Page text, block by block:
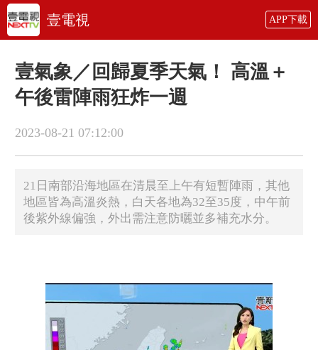
壹電視 APP下載
壹氣象／回歸夏季天氣！ 高溫＋
午後雷陣雨狂炸一週
2023-08-21 07:12:00
21日南部沿海地區在清晨至上午有短暫陣雨，其他
地區皆為高溫炎熱，白天各地為32至35度，中午前
後紫外線偏強，外出需注意防曬並多補充水分。